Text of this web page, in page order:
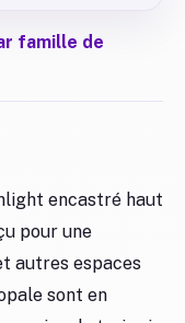
famille de
encastré haut
pour une
autres espaces
sont en